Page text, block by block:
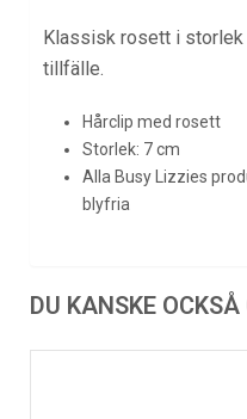
Klassisk rosett i
tillfälle.
Hårclip med rosett
Storlek: 7 cm
Alla Busy Lizzies
blyfria
DU KANSKE